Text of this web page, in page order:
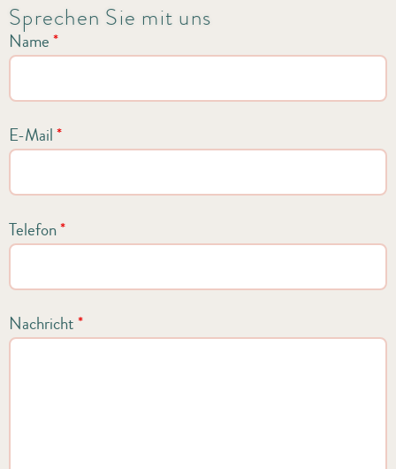
Sprechen Sie mit uns
Name*
E-Mail*
Telefon*
Nachricht*